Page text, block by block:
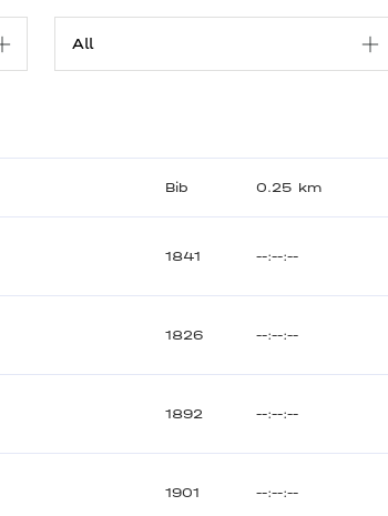
Bib 0.25 km
1841 --:--:--
1826 --:--:--
1892 --:--:--
1901 --:--:--